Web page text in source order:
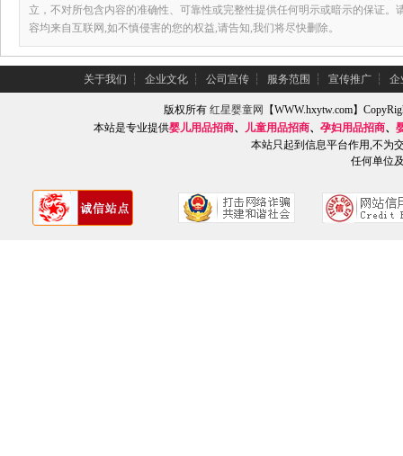
立，不对所包含内容的准确性、可靠性或完整性提供任何明示或暗示的保证。
容均来自互联网,如不慎侵害的您的权益,请告知,我们将尽快删除。
关于我们 ┆ 企业文化 ┆ 公司宣传 ┆ 服务范围 ┆ 宣传推广 ┆ 企
版权所有红星婴童网
【WWW.hxytw.com】
本站是专业提供婴儿用品招商、 儿童用品招商、 孕妇用品招商、
本站只起到信息平台作用,不为
任何单位